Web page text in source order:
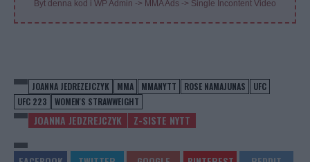
Byt denna kod i WP Admin -> MMA Ads -> Single Incontent Video
JOANNA JEDREZEJCZYK MMA MMANYTT ROSE NAMAJUNAS
UFC
UFC 223
WOMEN'S STRAWWEIGHT
JOANNA JEDZREJCZYK Z-SISTE NYTT